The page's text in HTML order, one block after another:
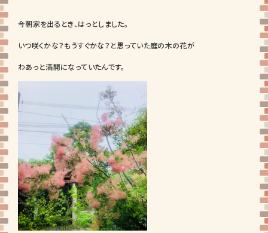
今朝家を出るとき、はっとしました。
いつ咲くかな？もうすぐかな？と思っていた庭の木の花が
わあっと満開になっていたんです。